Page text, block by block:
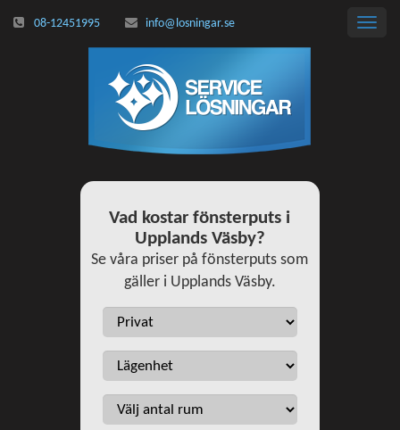
08-12451995 info@losningar.se
Vad kostar fönsterputs i
Upplands Väsby?
Se våra priser på fönsterputs som
gäller i Upplands Väsby.